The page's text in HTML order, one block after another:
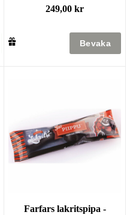
249,00 kr
Farfars lakritspipa -